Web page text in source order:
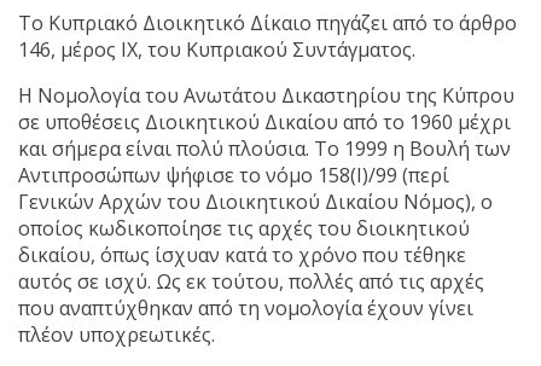
Το Κυπριακό Διοικητικό Δίκαιο πηγάζει από το άρθρο
146, μέρος IX, του Κυπριακού Συντάγματος.
Η Νομολογία του Ανωτάτου Δικαστηρίου της Κύπρου
σε υποθέσεις Διοικητικού Δικαίου από το 1960 μέχρι
και σήμερα είναι πολύ πλούσια. Το 1999 η Βουλή των
Αντιπροσώπων ψήφισε το νόμο 158(Ι)/99 (περί
Γενικών Αρχών του Διοικητικού Δικαίου Νόμος), ο
οποίος κωδικοποίησε τις αρχές του διοικητικού
δικαίου, όπως ίσχυαν κατά το χρόνο που τέθηκε
αυτός σε ισχύ. Ως εκ τούτου, πολλές από τις αρχές
που αναπτύχθηκαν από τη νομολογία έχουν γίνει
πλέον υποχρεωτικές.